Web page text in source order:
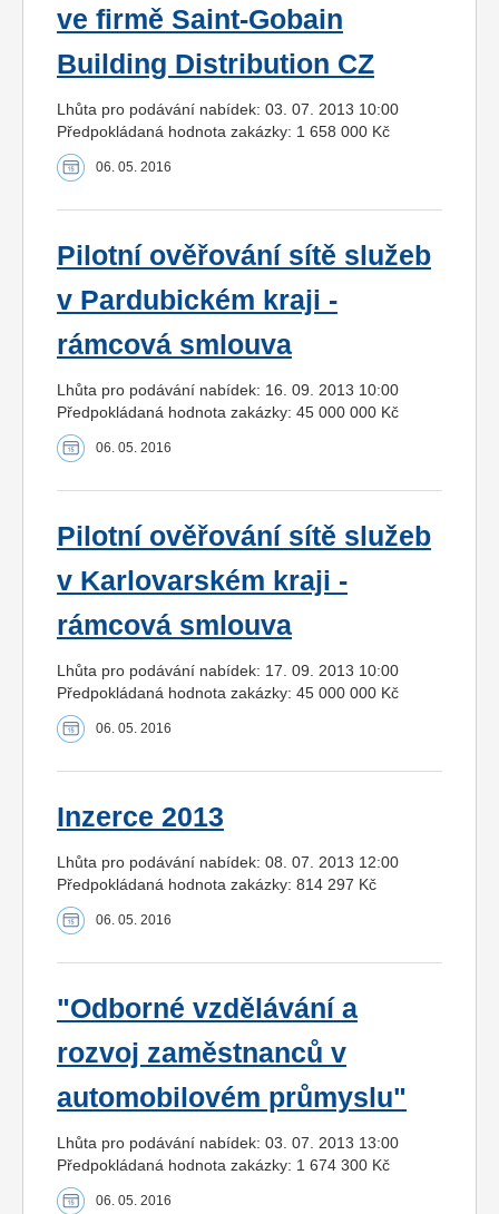
ve firmě Saint-Gobain
Building Distribution CZ
Lhůta pro podávání nabídek: 03. 07. 2013 10:00
Předpokládaná hodnota zakázky: 1 658 000 Kč
06. 05. 2016
Pilotní ověřování sítě služeb
v Pardubickém kraji -
rámcová smlouva
Lhůta pro podávání nabídek: 16. 09. 2013 10:00
Předpokládaná hodnota zakázky: 45 000 000 Kč
06. 05. 2016
Pilotní ověřování sítě služeb
v Karlovarském kraji -
rámcová smlouva
Lhůta pro podávání nabídek: 17. 09. 2013 10:00
Předpokládaná hodnota zakázky: 45 000 000 Kč
06. 05. 2016
Inzerce 2013
Lhůta pro podávání nabídek: 08. 07. 2013 12:00
Předpokládaná hodnota zakázky: 814 297 Kč
06. 05. 2016
"Odborné vzdělávání a
rozvoj zaměstnanců v
automobilovém průmyslu"
Lhůta pro podávání nabídek: 03. 07. 2013 13:00
Předpokládaná hodnota zakázky: 1 674 300 Kč
06. 05. 2016